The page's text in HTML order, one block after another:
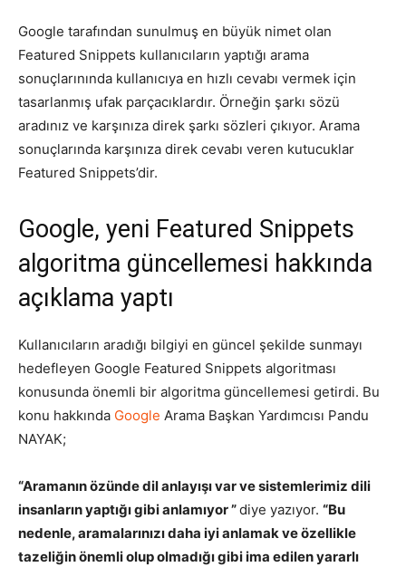
SEM,
ASO,
Tasarım,
Google tarafından sunulmuş en büyük nimet olan
Featured Snippets kullanıcıların yaptığı arama
sonuçlarınında kullanıcıya en hızlı cevabı vermek için
tasarlanmış ufak parçacıklardır. Örneğin şarkı sözü
aradınız ve karşınıza direk şarkı sözleri çıkıyor. Arama
sonuçlarında karşınıza direk cevabı veren kutucuklar
Featured Snippets’dir.
Google, yeni Featured Snippets
algoritma güncellemesi hakkında
açıklama yaptı
Kullanıcıların aradığı bilgiyi en güncel şekilde sunmayı
hedefleyen Google Featured Snippets algoritması
konusunda önemli bir algoritma güncellemesi getirdi. Bu
konu hakkında Google Arama Başkan Yardımcısı Pandu
NAYAK;
“Aramanın özünde dil anlayışı var ve sistemlerimiz dili
insanların yaptığı gibi anlamıyor ”diye yazıyor. “Bu
nedenle, aramalarınızı daha iyi anlamak ve özellikle
tazeliğin önemli olup olmadığı gibi ima edilen yararlı